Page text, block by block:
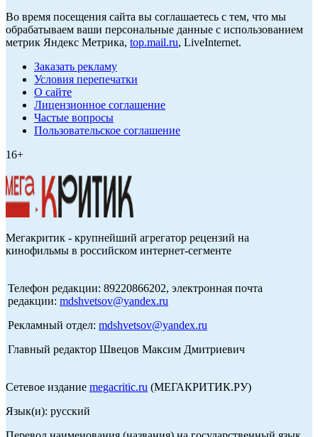
Во время посещения сайта вы соглашаетесь с тем, что мы
обрабатываем ваши персональные данные с использованием
метрик Яндекс Метрика, top.mail.ru, LiveInternet.
Заказать рекламу
Условия перепечатки
О сайте
Лицензионное соглашение
Частые вопросы
Пользовательское соглашение
16+
Мегакритик - крупнейший агрегатор рецензий на
кинофильмы в российском интернет-сегменте
Телефон редакции: 89220866202, электронная почта
редакции: mdshvetsov@yandex.ru
Рекламный отдел: mdshvetsov@yandex.ru
Главный редактор Швецов Максим Дмитриевич
Сетевое издание megacritic.ru (МЕГАКРИТИК.РУ)
Язык(и): русский